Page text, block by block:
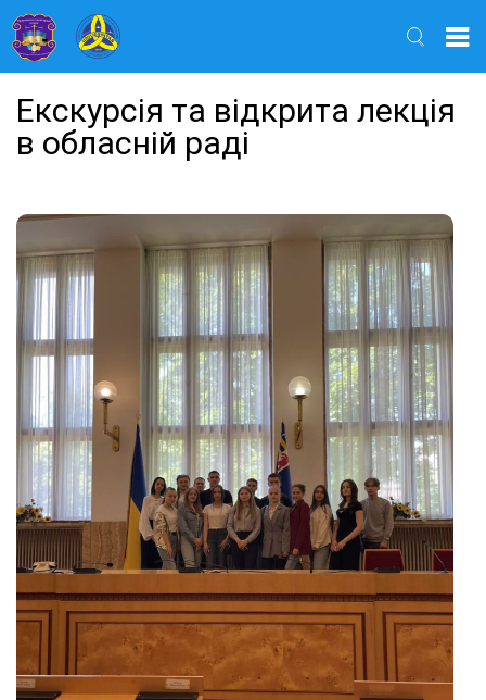
Екскурсія та відкрита лекція
в обласній раді